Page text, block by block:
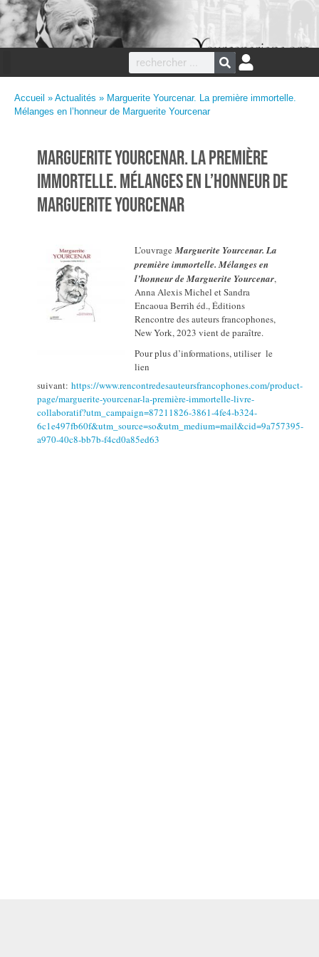
Accueil » Actualités » Marguerite Yourcenar. La première immortelle.
Mélanges en l’honneur de Marguerite Yourcenar
Marguerite Yourcenar. La première
immortelle. Mélanges en l’honneur de
Marguerite Yourcenar
L’ouvrageMarguerite Yourcenar. La
première immortelle. Mélanges en
l’honneur de Marguerite Yourcenar,
Anna Alexis Michel et Sandra
Encaoua Berrih éd., Éditions
Rencontre des auteurs francophones,
New York, 2023 vient de paraître.
Pour plus d’informations, utiliser le
lien
suivant:https://www.rencontredesauteursfrancophones.com/product-
page/marguerite-yourcenar-la-première-immortelle-livre-
collaboratif?utm_campaign=87211826-3861-4fe4-b324-
6c1e497fb60f&utm_source=so&utm_medium=mail&cid=9a757395-
a970-40c8-bb7b-f4cd0a85ed63